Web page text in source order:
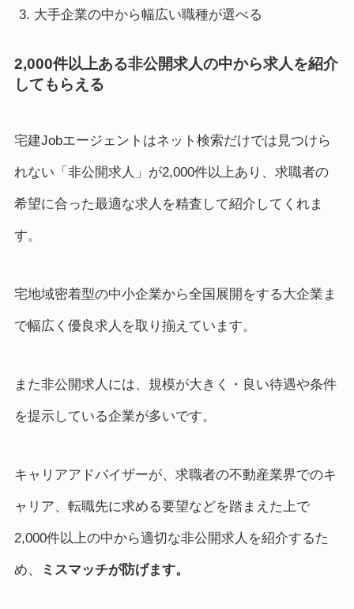
大手企業の中から幅広い職種が選べる
2,000件以上ある非公開求人の中から求人を紹介
してもらえる
宅建Jobエージェントはネット検索だけでは見つけら
れない「非公開求人」が2,000件以上あり、求職者の
希望に合った最適な求人を精査して紹介してくれま
す。
宅地域密着型の中小企業から全国展開をする大企業ま
で幅広く優良求人を取り揃えています。
また非公開求人には、規模が大きく・良い待遇や条件
を提示している企業が多いです。
キャリアアドバイザーが、求職者の不動産業界でのキ
ャリア、転職先に求める要望などを踏まえた上で
2,000件以上の中から適切な非公開求人を紹介するた
め、 ミスマッチが防げます。